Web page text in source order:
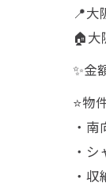
📍
🏠大
✨金
⭐️物
・
・
・